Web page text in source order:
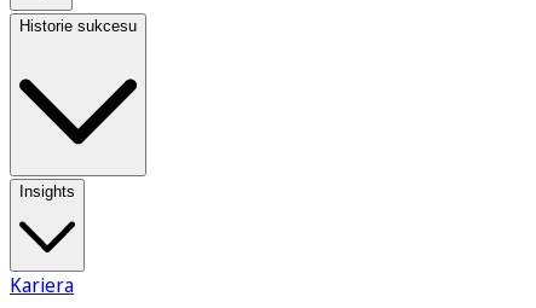
Historie sukcesu
Insights
Kariera